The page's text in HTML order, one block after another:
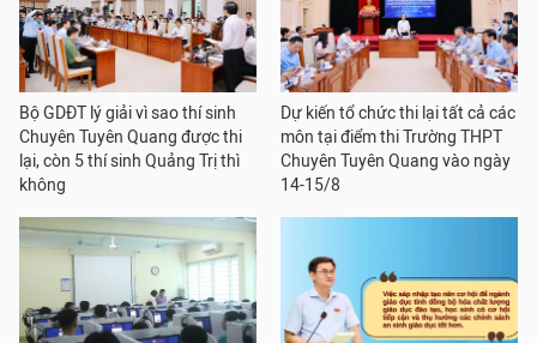
Bộ GDĐT lý giải vì sao thí sinh
Chuyên Tuyên Quang được thi
lại, còn 5 thí sinh Quảng Trị thì
không
Dự kiến tổ chức thi lại tất cả các
môn tại điểm thi Trường THPT
Chuyên Tuyên Quang vào ngày
14-15/8